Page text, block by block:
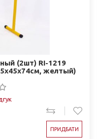
(2шт) RI-1219
желтый)
ПРИДБАТИ